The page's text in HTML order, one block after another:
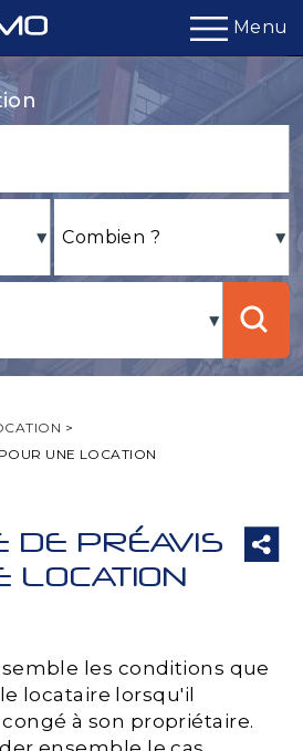
Menu
>
UNE LOCATION
DE PRÉAVIS
LOCATION
les conditions que
locataire lorsqu'il
à son propriétaire.